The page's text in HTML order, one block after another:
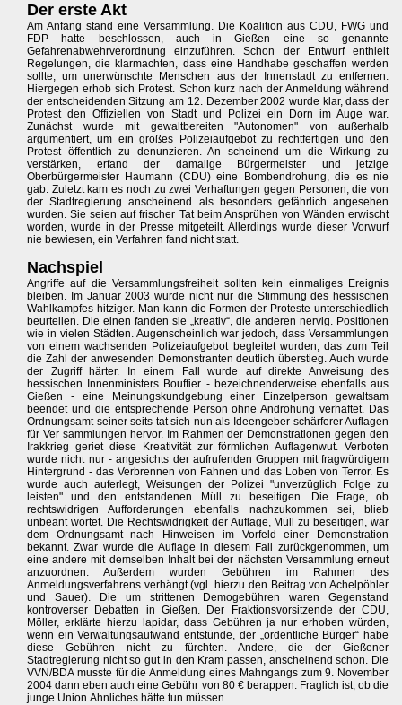
Der erste Akt
Am Anfang stand eine Versammlung. Die Koalition aus CDU, FWG und
FDP hatte beschlossen, auch in Gießen eine so genannte
Gefahrenabwehrverordnung einzuführen. Schon der Entwurf enthielt
Regelungen, die klarmachten, dass eine Handhabe geschaffen werden
sollte, um unerwünschte Menschen aus der Innenstadt zu entfernen.
Hiergegen erhob sich Protest. Schon kurz nach der Anmeldung während
der entscheidenden Sitzung am 12. Dezember 2002 wurde klar, dass der
Protest den Offiziellen von Stadt und Polizei ein Dorn im Auge war.
Zunächst wurde mit gewaltbereiten "Autonomen" von außerhalb
argumentiert, um ein großes Polizeiaufgebot zu rechtfertigen und den
Protest öffentlich zu denunzieren. An scheinend um die Wirkung zu
verstärken, erfand der damalige Bürgermeister und jetzige
Oberbürgermeister Haumann (CDU) eine Bombendrohung, die es nie
gab. Zuletzt kam es noch zu zwei Verhaftungen gegen Personen, die von
der Stadtregierung anscheinend als besonders gefährlich angesehen
wurden. Sie seien auf frischer Tat beim Ansprühen von Wänden erwischt
worden, wurde in der Presse mitgeteilt. Allerdings wurde dieser Vorwurf
nie bewiesen, ein Verfahren fand nicht statt.
Nachspiel
Angriffe auf die Versammlungsfreiheit sollten kein einmaliges Ereignis
bleiben. Im Januar 2003 wurde nicht nur die Stimmung des hessischen
Wahlkampfes hitziger. Man kann die Formen der Proteste unterschiedlich
beurteilen. Die einen fanden sie „kreativ“, die anderen nervig. Positionen
wie in vielen Städten. Augenscheinlich war jedoch, dass Versammlungen
von einem wachsenden Polizeiaufgebot begleitet wurden, das zum Teil
die Zahl der anwesenden Demonstranten deutlich überstieg. Auch wurde
der Zugriff härter. In einem Fall wurde auf direkte Anweisung des
hessischen Innenministers Bouffier - bezeichnenderweise ebenfalls aus
Gießen - eine Meinungskundgebung einer Einzelperson gewaltsam
beendet und die entsprechende Person ohne Androhung verhaftet. Das
Ordnungsamt seiner seits tat sich nun als Ideengeber schärferer Auflagen
für Ver sammlungen hervor. Im Rahmen der Demonstrationen gegen den
Irakkrieg geriet diese Kreativität zur förmlichen Auflagenwut. Verboten
wurde nicht nur - angesichts der aufrufenden Gruppen mit fragwürdigem
Hintergrund - das Verbrennen von Fahnen und das Loben von Terror. Es
wurde auch auferlegt, Weisungen der Polizei "unverzüglich Folge zu
leisten" und den entstandenen Müll zu beseitigen. Die Frage, ob
rechtswidrigen Aufforderungen ebenfalls nachzukommen sei, blieb
unbeant wortet. Die Rechtswidrigkeit der Auflage, Müll zu beseitigen, war
dem Ordnungsamt nach Hinweisen im Vorfeld einer Demonstration
bekannt. Zwar wurde die Auflage in diesem Fall zurückgenommen, um
eine andere mit demselben Inhalt bei der nächsten Versammlung erneut
anzuordnen. Außerdem wurden Gebühren im Rahmen des
Anmeldungsverfahrens verhängt (vgl. hierzu den Beitrag von Achelpöhler
und Sauer). Die um strittenen Demogebühren waren Gegenstand
kontroverser Debatten in Gießen. Der Fraktionsvorsitzende der CDU,
Möller, erklärte hierzu lapidar, dass Gebühren ja nur erhoben würden,
wenn ein Verwaltungsaufwand entstünde, der „ordentliche Bürger“ habe
diese Gebühren nicht zu fürchten. Andere, die der Gießener
Stadtregierung nicht so gut in den Kram passen, anscheinend schon. Die
VVN/BDA musste für die Anmeldung eines Mahngangs zum 9. November
2004 dann eben auch eine Gebühr von 80 € berappen. Fraglich ist, ob die
junge Union Ähnliches hätte tun müssen.